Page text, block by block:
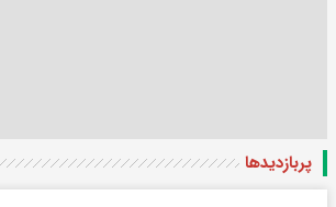
پربازدید‌ها